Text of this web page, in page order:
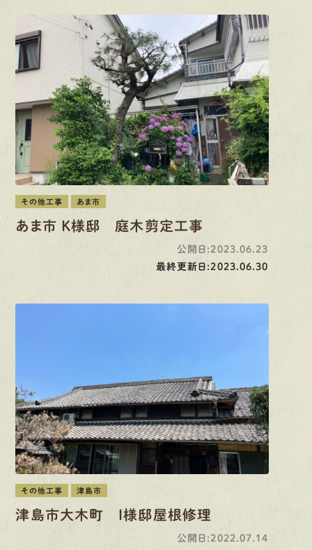
その他工事 あま市
あま市 K様邸 庭木剪定工事
公開日:2023.06.23
最終更新日:2023.06.30
その他工事 津島市
津島市大木町 I様邸屋根修理
公開日:2022.07.14